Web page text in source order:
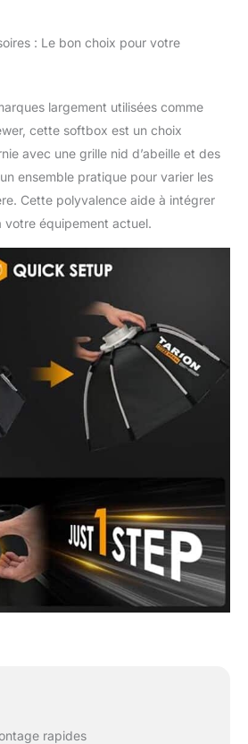
Parfait pour l’éclairage
portraits, les interviews,
les vidéos beauté, les
la photographie de
nouveau-nés en
intérieur comme en
extérieur.
: Le bon choix pour votre
largement utilisées comme
cette softbox est un choix
avec une grille nid d’abeille et des
ensemble pratique pour varier les
Cette polyvalence aide à intégrer
votre équipement actuel.
rapides